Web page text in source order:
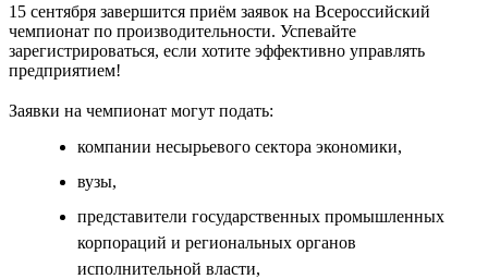
15 сентября завершится приём заявок на Всероссийский
чемпионат по производительности. Успевайте
зарегистрироваться, если хотите эффективно управлять
предприятием!
Заявки на чемпионат могут подать:
компании несырьевого сектора экономики,
вузы,
представители государственных промышленных
корпораций и региональных органов
исполнительной власти,